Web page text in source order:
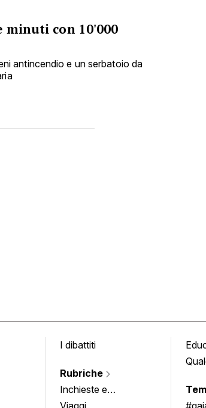
minuti con 10'000
antincendio e un serbatoio da
I dibattiti
Rubriche
Inchieste e
approfondimenti
Viaggi